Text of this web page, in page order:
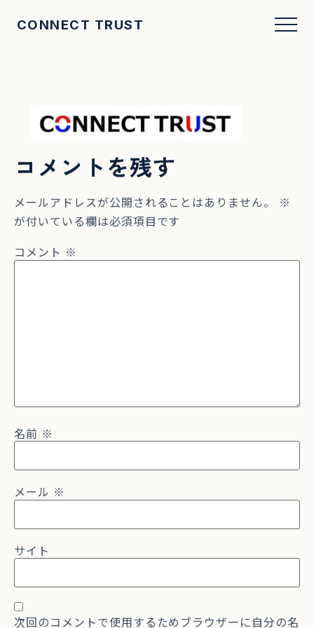
CONNECT TRUST
コメントを残す
メールアドレスが公開されることはありません。
※
が付いている欄は必須項目です
コメント ※
名前 ※
メール ※
サイト
次回のコメントで使用するためブラウザーに自分の名